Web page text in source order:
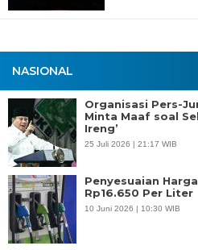
NASIONAL
Organisasi Pers-
Minta Maaf soal
Ireng’
25 Juli 2026 | 21:17 WIB
Penyesuaian
Rp16.650 Per Liter
10 Juni 2026 | 10:30 WIB